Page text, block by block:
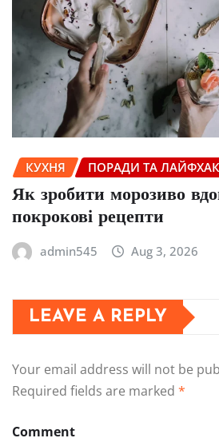
КУХНЯ ПОРАДИ ТА
Як зробити морозиво
покрокові рецепти
admin545 Aug 3, 2026
LEAVE A REPLY
Your email address will not be
Required fields are marked *
Comment